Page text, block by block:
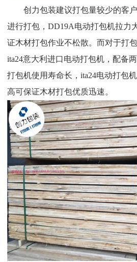
创力包装建议打包量较少的客
进行打包，DD19A电动打包机拉力
证木材打包作业不松散。而对于打
ita24意大利进口电动打包机，配备
打包机使用寿命长，ita24电动打包
高可保证木材打包优质迅速。